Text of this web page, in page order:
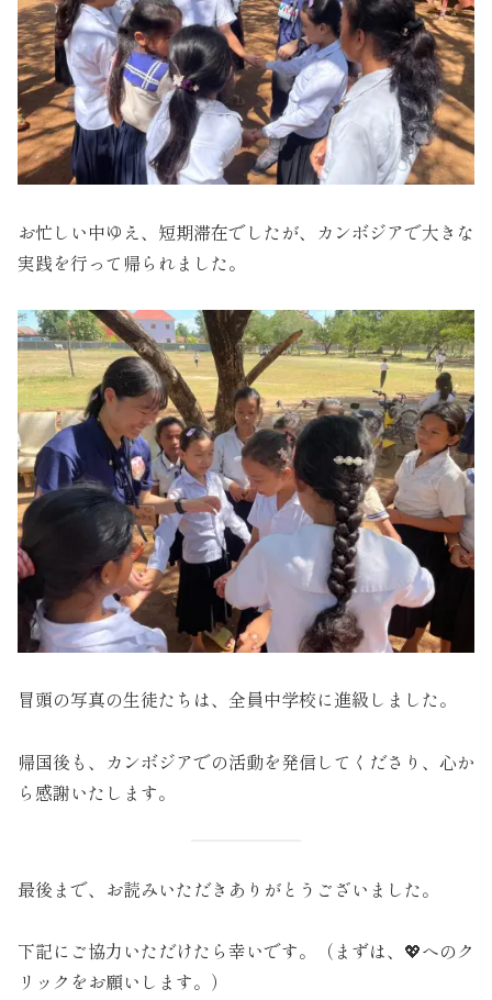
お忙しい中ゆえ、短期滞在でしたが、カンボジアで大きな
実践を行って帰られました。
冒頭の写真の生徒たちは、全員中学校に進級しました。
帰国後も、カンボジアでの活動を発信してくださり、心か
ら感謝いたします。
最後まで、お読みいただきありがとうございました。
下記にご協力いただけたら幸いです。（まずは、💖へのク
リックをお願いします。）